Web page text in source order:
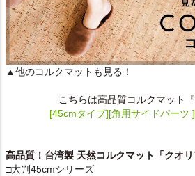
▲他のコルクマットも見る！
こちらは高品質コルクマット『
[45cmタイプ][角用サイドパーツ ]
高品質！台湾製 天然コルクマット「クオ
□大判45cmシリーズ